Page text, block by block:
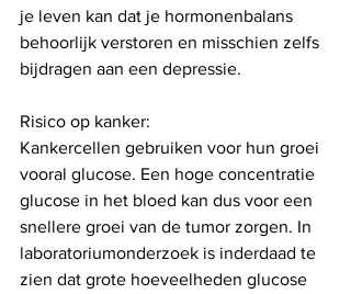
je leven kan dat je hormonenbalans
behoorlijk verstoren en misschien zelfs
bijdragen aan een depressie.
Risico op kanker:
Kankercellen gebruiken voor hun groei
vooral glucose. Een hoge concentratie
glucose in het bloed kan dus voor een
snellere groei van de tumor zorgen. In
laboratoriumonderzoek is inderdaad te
zien dat grote hoeveelheden glucose